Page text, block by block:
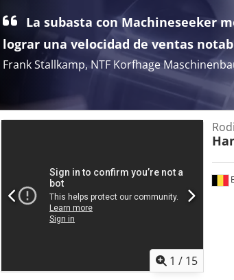
La subasta con Machineseeker
lograr una velocidad de ventas
Frank Stallkamp, NTF Korfhage
1 / 15